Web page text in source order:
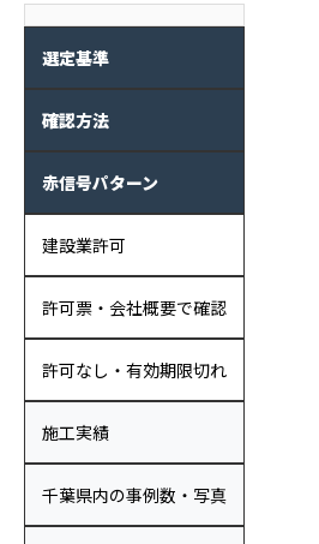
選定基準
確認方法
赤信号パターン
建設業許可
許可票・会社概要で確認
許可なし・有効期限切れ
施工実績
千葉県内の事例数・写真